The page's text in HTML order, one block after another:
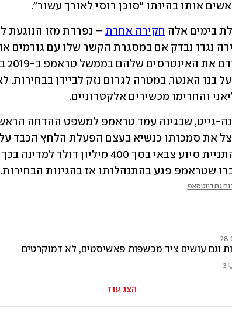
אותו בהיותו "סוכן רוסי לאורך עשור".
בימים אלה חקירה אחרת
והחרימו מכשירים אלקטרוניים.
שטראמפ פגע בהתנהלותו אז בהגינות הבחירות.
גם בווטסאפ
וגם עושים ציד מכשפות פאשיסטים, לא דמוקרטים
3
הצג עוד